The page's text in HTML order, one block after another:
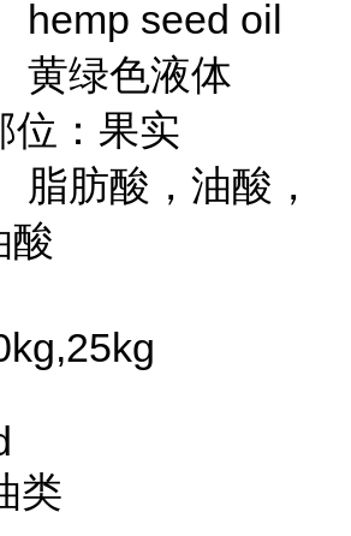
hemp seed oil
黄绿色液体
位：果实
脂肪酸，油酸，
酸